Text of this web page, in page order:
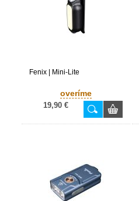
Fenix | Mini-Lite
overíme
19,90 €